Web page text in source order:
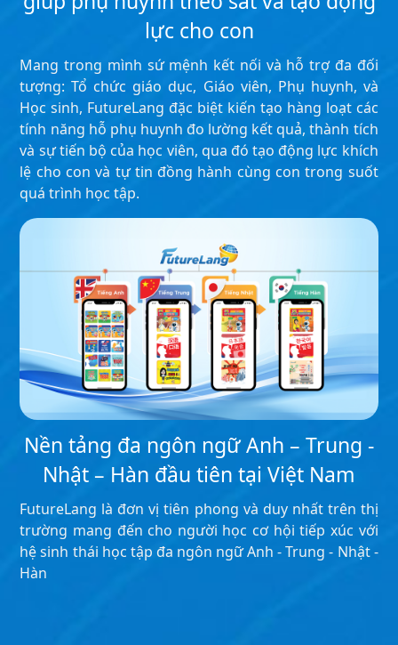
lực cho con
Mang trong mình sứ mệnh kết nối và hỗ trợ đa đối
tượng: Tổ chức giáo dục, Giáo viên, Phụ huynh, và
Học sinh, FutureLang đặc biệt kiến tạo hàng loạt các
tính năng hỗ phụ huynh đo lường kết quả, thành tích
và sự tiến bộ của học viên, qua đó tạo động lực khích
lệ cho con và tự tin đồng hành cùng con trong suốt
quá trình học tập.
Nền tảng đa ngôn ngữ Anh – Trung -
Nhật – Hàn đầu tiên tại Việt Nam
FutureLang là đơn vị tiên phong và duy nhất trên thị
trường mang đến cho người học cơ hội tiếp xúc với
hệ sinh thái học tập đa ngôn ngữ Anh - Trung - Nhật -
Hàn